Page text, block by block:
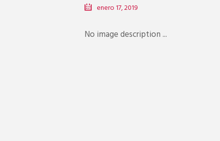
enero 17, 2019
No image description ...